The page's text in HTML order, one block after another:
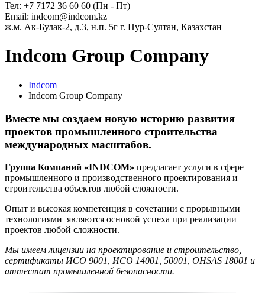
Тел: +7 7172 36 60 60 (Пн - Пт)
Email: indcom@indcom.kz
ж.м. Ак-Булак-2, д.3, н.п. 5г г. Нур-Султан, Казахстан
Indcom Group Company
Indcom
Indcom Group Company
Вместе мы создаем новую историю развития
проектов промышленного строительства
международных масштабов.
Группа Компаний «INDCOM» предлагает услуги в сфере
промышленного и производственного проектирования и
строительства объектов любой сложности.
Опыт и высокая компетенция в сочетании с прорывными
технологиями являются основой успеха при реализации
проектов любой сложности.
Мы имеем лицензии на проектирование и строительство,
сертификаты ИСО 9001, ИСО 14001, 50001, OHSAS 18001 и
аттестат промышленной безопасности.